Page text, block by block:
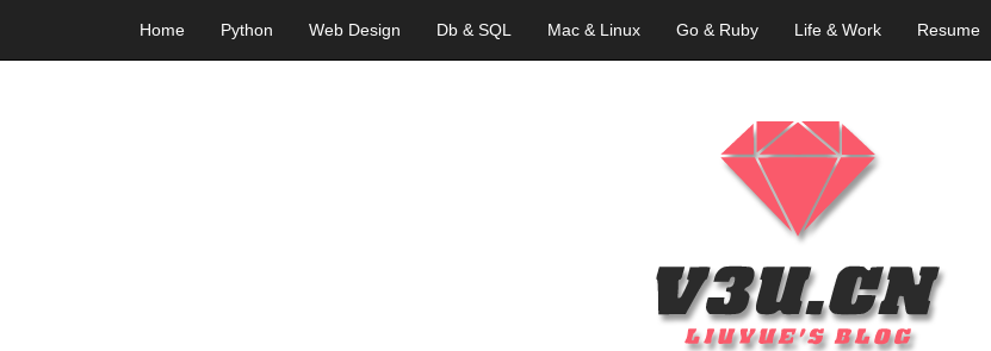
Home Python Web Design Db & SQL Mac & Linux Go & Ruby Life & Work Resume